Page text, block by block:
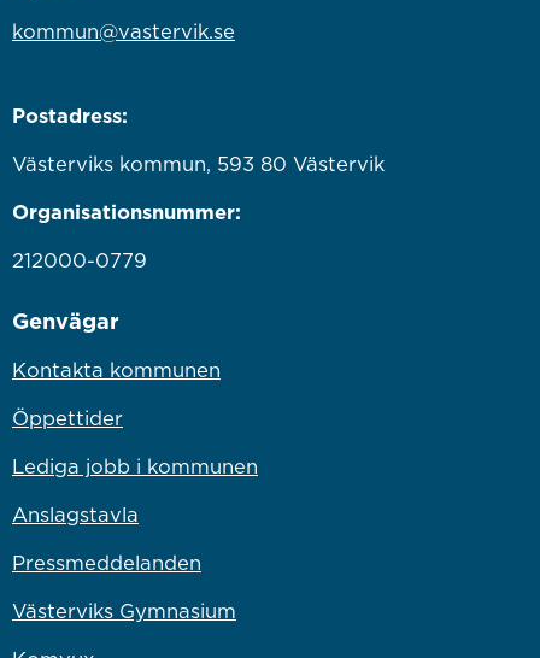
kommun@vastervik.se
Postadress:
Västerviks kommun, 593 80 Västervik
Organisationsnummer:
212000-0779
Genvägar
Kontakta kommunen
Öppettider
Lediga jobb i kommunen
Anslagstavla
Pressmeddelanden
Västerviks Gymnasium